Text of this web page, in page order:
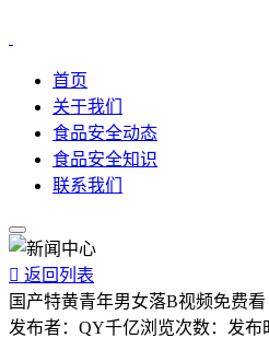
首页
关于我们
食品安全动态
食品安全知识
联系我们
 返回列表
国产特黄青年男女落B视频免费
发布者： QY千亿浏览次数： 发布